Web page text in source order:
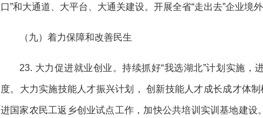
口”和大通道、大平台、大通关建设。开展全省“走出去”企业境
（九）着力保障和改善民生
23. 大力促进就业创业。持续抓好“我选湖北”计划实施，
度。大力实施技能人才振兴计划， 创新技能人才成长成才体
进国家农民工返乡创业试点工作，加快公共培训实训基地建